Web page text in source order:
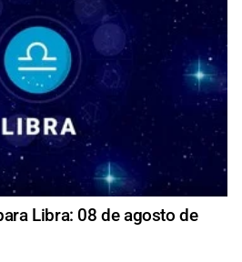
Libra: 08 de agosto de